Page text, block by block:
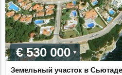
€ 530 000
Земельный участок в